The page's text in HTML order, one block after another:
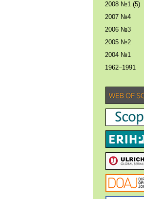
2008 №1 (5)
2007 №4
2006 №3
2005 №2
2004 №1
1962–1991